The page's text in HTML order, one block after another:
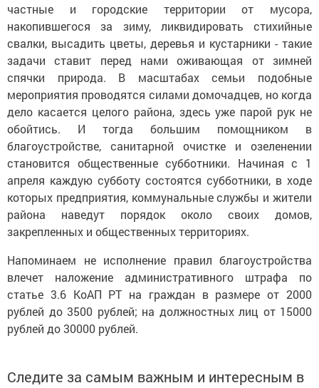
частные и городские территории от мусора,
накопившегося за зиму, ликвидировать стихийные
свалки, высадить цветы, деревья и кустарники - такие
задачи ставит перед нами оживающая от зимней
спячки природа. В масштабах семьи подобные
мероприятия проводятся силами домочадцев, но когда
дело касается целого района, здесь уже парой рук не
обойтись. И тогда большим помощником в
благоустройстве, санитарной очистке и озеленении
становится общественные субботники. Начиная с 1
апреля каждую субботу состоятся субботники, в ходе
которых предприятия, коммунальные службы и жители
района наведут порядок около своих домов,
закрепленных и общественных территориях.
Напоминаем не исполнение правил благоустройства
влечет наложение административного штрафа по
статье 3.6 КоАП РТ на граждан в размере от 2000
рублей до 3500 рублей; на должностных лиц от 15000
рублей до 30000 рублей.
Следите за самым важным и интересным в